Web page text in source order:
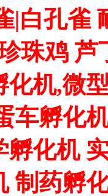
|白孔雀
珠鸡
化机,微
车孵化
孵化机
制药孵